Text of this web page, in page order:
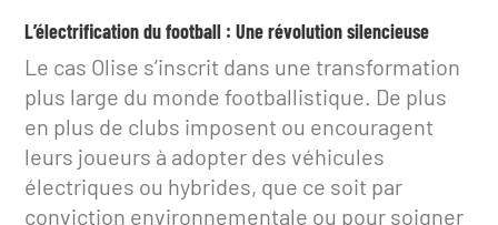
L’électrification du football : Une révolution silencieuse
Le cas Olise s’inscrit dans une transformation
plus large du monde footballistique. De plus
en plus de clubs imposent ou encouragent
leurs joueurs à adopter des véhicules
électriques ou hybrides, que ce soit par
conviction environnementale ou pour soigner